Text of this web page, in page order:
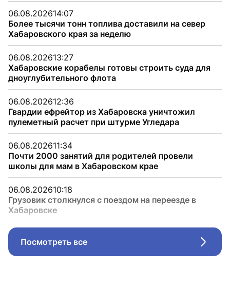
06.08.202614:07
Более тысячи тонн топлива доставили на север
Хабаровского края за неделю
06.08.202613:27
Хабаровские корабелы готовы строить суда для
дноуглубительного флота
06.08.202612:36
Гвардии ефрейтор из Хабаровска уничтожил
пулеметный расчет при штурме Угледара
06.08.202611:34
Почти 2000 занятий для родителей провели
школы для мам в Хабаровском крае
06.08.202610:18
Грузовик столкнулся с поездом на переезде в
Хабаровске
Посмотреть все